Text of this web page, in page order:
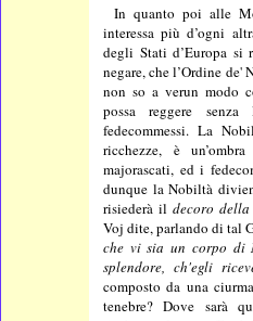
In quanto poi alle
interessa più d’ogni
degli Stati d’Europa si
negare, che l’Ordine de'
non so a verun modo
possa reggere
fedecommessi. La
ricchezze, è
majorascati, ed i
dunque la Nobiltà
risiederà ildecoro
Voj dite, parlando di tal
che vi sia un corpo di
splendore, ch'egli
composto da una
tenebre? Dove sarà